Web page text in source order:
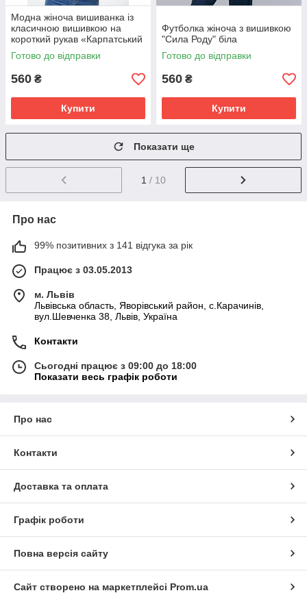
Модна жіноча вишиванка із
класичною вишивкою на
короткий рукав «Карпатський
орнамент (червона
вишивка)»
Готово до відправки
560 ₴
Купити
Футболка жіноча з вишивкою
"Сила Роду" біла
Готово до відправки
560 ₴
Купити
Показати ще
1 / 10
Про нас
99% позитивних з 141 відгука за рік
Працює з 03.05.2013
м. Львів
Львівська область, Яворівський район, с.Карачинів,
вул.Шевченка 38, Львів, Україна
Контакти
Сьогодні працює з 09:00 до 18:00
Показати весь графік роботи
Про нас
Контакти
Доставка та оплата
Графік роботи
Повна версія сайту
Сайт створено на маркетплейсі Prom.ua